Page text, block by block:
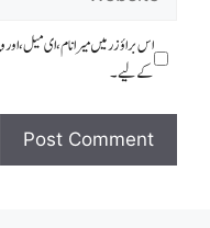
اس براؤزر میں میرا نام، ای میل،
کےلیے۔